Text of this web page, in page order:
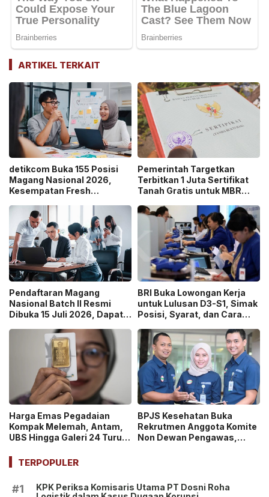
ARTIKEL TERKAIT
detikcom Buka 155 Posisi
Magang Nasional 2026,
Kesempatan Fresh
Media Digital!
Pemerintah Targetkan
Terbitkan 1 Juta Sertifikat
Tanah Gratis untuk MBR
Pendaftaran Magang
Nasional Batch II Resmi
Dibuka 15 Juli 2026, Dapat
BRI Buka Lowongan Kerja
untuk Lulusan D3-S1, Simak
Posisi, Syarat, dan Cara
Harga Emas Pegadaian
Kompak Melemah, Antam,
UBS Hingga Galeri 24 Turun
BPJS Kesehatan Buka
Rekrutmen Anggota Komite
Non Dewan Pengawas,
TERPOPULER
#1
KPK Periksa Komisaris Utama PT Dosni Roha